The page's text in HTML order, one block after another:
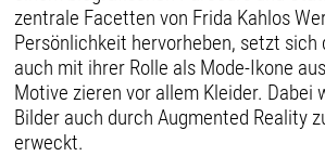
zentrale Facetten von Frida Kahlos
Persönlichkeit hervorheben, setzt sich
auch mit ihrer Rolle als Mode-Ikone
Motive zieren vor allem Kleider. Dabei
Bilder auch durch Augmented Reality
erweckt.